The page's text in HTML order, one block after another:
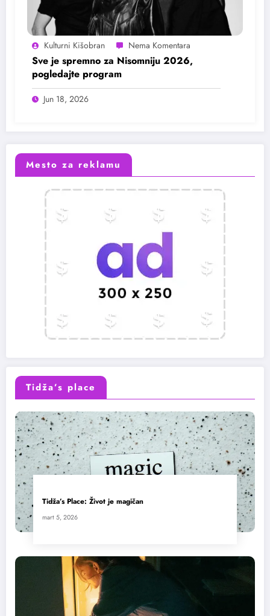
Kulturni Kišobran
Sve je spremno za Nisomniju 2026,
pogledajte program
Jun 18, 2026
Mesto za reklamu
Tidža’s place
Tidža’s Place: Život je magičan
mart 5, 2026